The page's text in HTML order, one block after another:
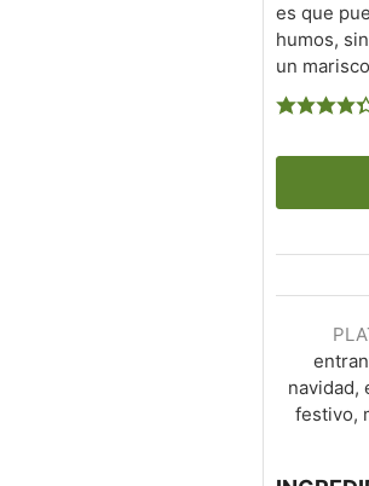
es que
humos,
un
navidad,
festivo,